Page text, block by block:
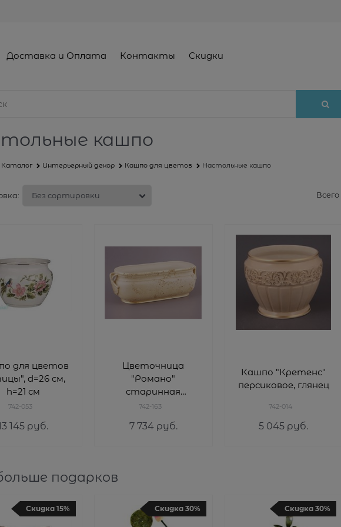
Доставка и Оплата Контакты Скидки
кашпо
Каталог Интерьерный декор Кашпо для цветов Настольные кашпо
для цветов
d=26 см,
h=21 см
742-053
145 руб.
Цветочница
"Романо"
старинная
персиковая
742-163
7 734 руб.
Кашпо "Кретенс"
персиковое, глянец
742-014
5 045 руб.
подарков
Скидка 15% Скидка 30% Скидка 30%